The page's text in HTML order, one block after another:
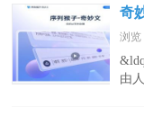
奇
浏览
由